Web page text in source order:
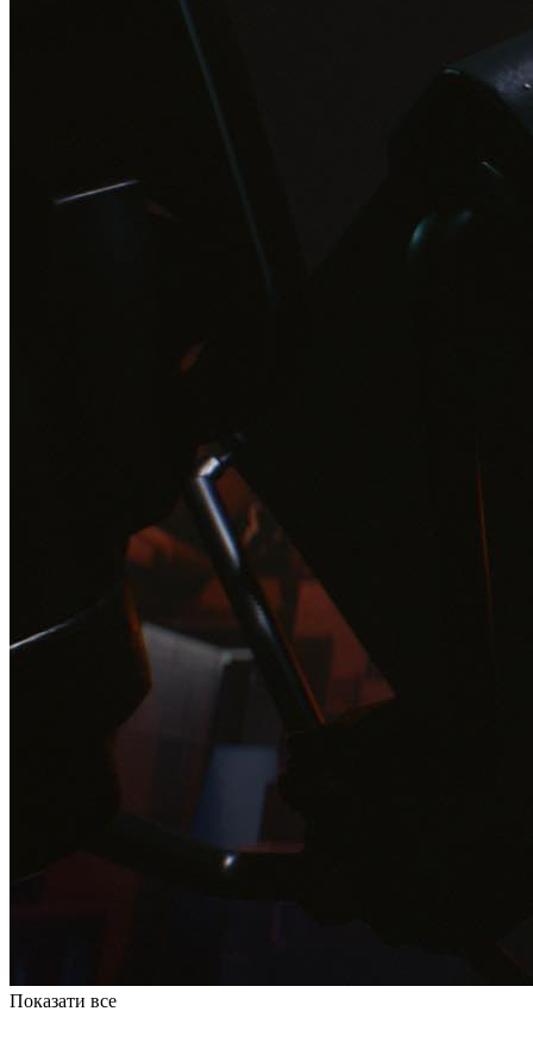
Показати все